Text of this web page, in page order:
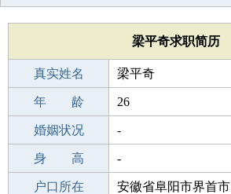
梁平奇求职简历
真实姓名 梁平奇
性 别 男
年 龄 26
出生年月 2000-01-29
婚姻状况 -
学 历 初中
身 高 -
毕业学校 滁州文山初级中学
户口所在 安徽省阜阳市界首市